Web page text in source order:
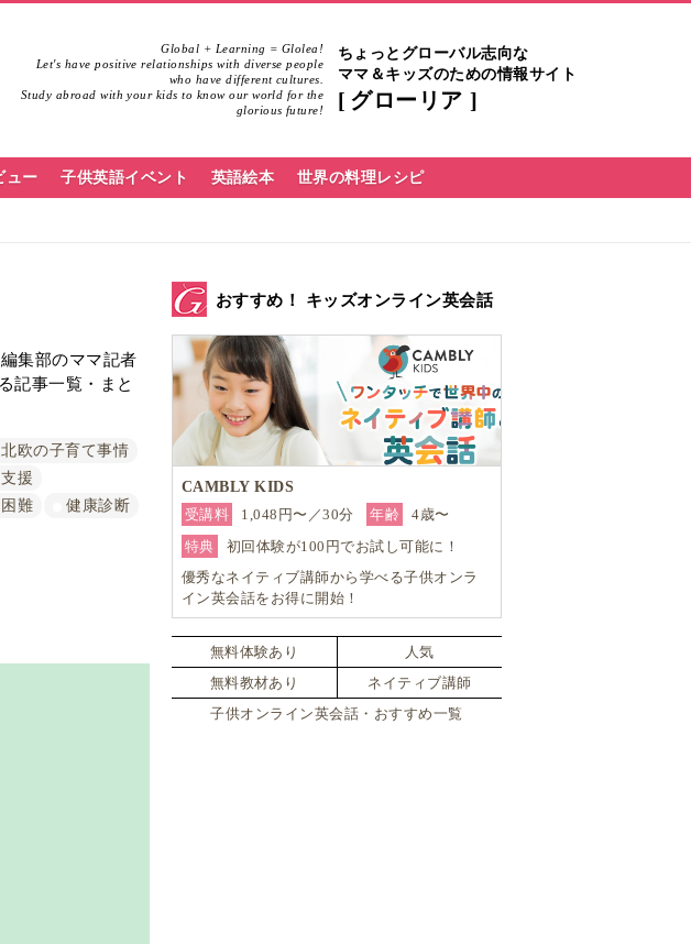
Global + Learning = Glolea!
Let's have positive relationships with diverse people
who have different cultures.
Study abroad with your kids to know our world for the
glorious future!
ちょっとグローバル志向な
ママ＆キッズのための情報サイト
グローリア
ュー 子供英語イベント 英語絵本 世界の料理レシピ
集部のママ記者
記事一覧・まと
北欧の子育て事情
援
難
健康診断
おすすめ！ キッズオンライン英会話
CAMBLY KIDS
受講料
1,048円〜／30分 年齢
4歳〜
特典
初回体験が100円でお試し可能に！
優秀なネイティブ講師から学べる子供オンラ
イン英会話をお得に開始！
無料体験あり
人気
無料教材あり
ネイティブ講師
子供オンライン英会話・おすすめ一覧